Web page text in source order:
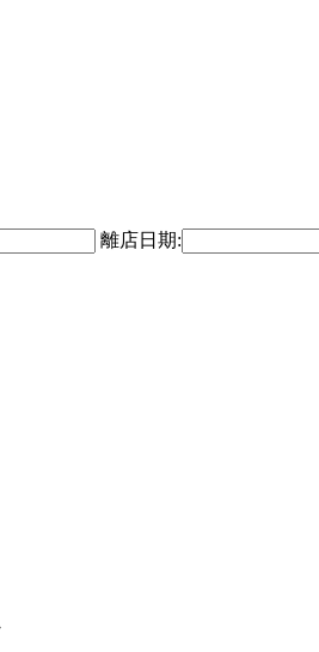
離店日期: